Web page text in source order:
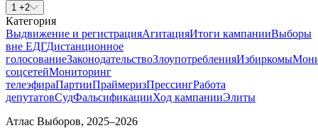
1 +2
Категория
Выдвижение и регистрацияАгитацияИтоги кампанииВыборы
вне ЕДГДистанционное
голосованиеЗаконодательствоЗлоупотребленияИзбиркомы
соцсетейМониторинг
телеэфираПартииПраймеризПрессингРабота
депутатовСудФальсификацииХод кампанииЭлиты
Атлас Выборов, 2025–2026